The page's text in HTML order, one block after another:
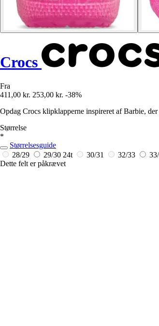
Crocs
Fra
411,00 kr. 253,00 kr. -38%
Opdag Crocs klipklapperne inspireret af Barbie,
Størrelse
*
Størrelsesguide
28/29
29/30 24t 30/31 32/33
Dette felt er påkrævet